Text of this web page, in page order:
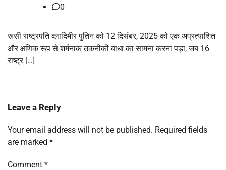
0
रूसी राष्ट्रपति व्लादिमीर पुतिन को 12 दिसंबर, 2025 को एक अप्रत्याशित
और क्षणिक रूप से शर्मनाक तकनीकी बाधा का सामना करना पड़ा, जब 16
राष्ट्र […]
Leave a Reply
Your email address will not be published. Required fields
are marked *
Comment *